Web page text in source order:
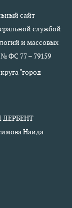
сайт
службой
и массовых
ФС 77 – 79159
"город
ДЕРБЕНТ
Наида